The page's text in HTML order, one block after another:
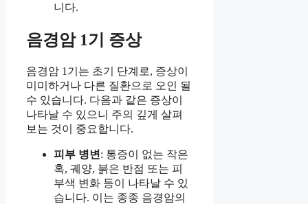
니다.
음경암 1기 증상
음경암 1기는 초기 단계로, 증상이
미미하거나 다른 질환으로 오인 될
수 있습니다. 다음과 같은 증상이
나타날 수 있으니 주의 깊게 살펴
보는 것이 중요합니다.
피부 병변 : 통증이 없는 작은
혹, 궤양, 붉은 반점 또는 피
부색 변화 등이 나타날 수 있
습니다. 이는 종종 음경암의